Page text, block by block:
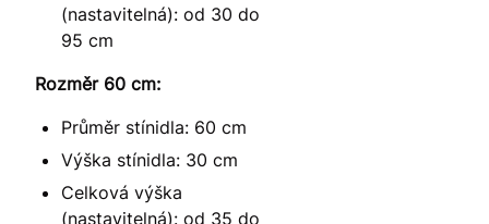
(nastavitelná): od 30 do
95 cm
Rozměr 60 cm:
Průměr stínidla: 60 cm
Výška stínidla: 30 cm
Celková výška
(nastavitelná): od 35 do